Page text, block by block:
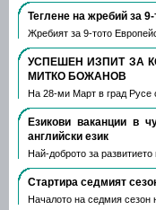
Теглене на жребий за
Жребият за 9-тото
УСПЕШЕН ИЗПИТ ЗА
МИТКО БОЖАНОВ
На 28-ми Март в град Русе
Езикови ваканции​ в
английски език
Най-доброто за
Стартира седмият
Началото на седмия сезон